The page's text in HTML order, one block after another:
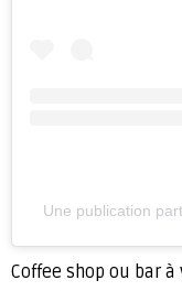
Une publication
Coffee shop ou bar